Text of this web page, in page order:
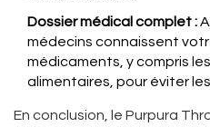
Dossier médical complet :
médecins connaissent
médicaments, y compris
alimentaires, pour éviter
En conclusion, le Purpura